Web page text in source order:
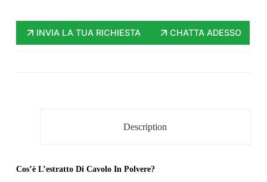
INVIA LA TUA RICHIESTA CHATTA ADESSO
Description
Cos’è L’estratto Di Cavolo In Polvere?